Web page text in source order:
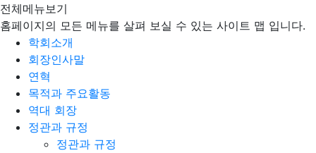
전체메뉴보기
홈페이지의 모든 메뉴를 살펴 보실 수 있는 사이트 맵 입니다.
학회소개
회장인사말
연혁
목적과 주요활동
역대 회장
정관과 규정
정관과 규정